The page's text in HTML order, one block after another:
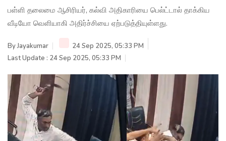
பள்ளி தலைமை ஆசிரியர், கல்வி அதிகாரியை பெல்ட்டால் தாக்கிய
வீடியோ வெளியாகி அதிர்ச்சியை ஏற்படுத்தியுள்ளது.
ByJayakumar
24 Sep 2025, 05:33 PM
Last Update : 24 Sep 2025, 05:33 PM